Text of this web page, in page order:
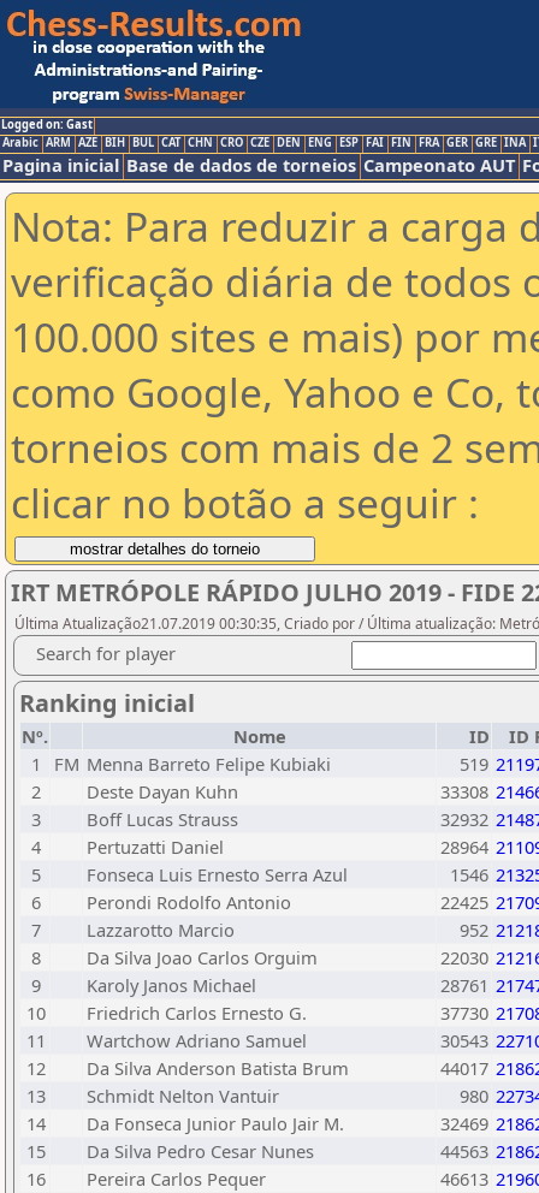
Logged on: Gast
Arabic ARM AZE BIH BUL CAT CHN CRO CZE DEN ENG ESP FAI FIN FRA GER GRE INA
Pagina inicial Base de dados de torneios Campeonato AUT
Nota: Para reduzir a carga
verificação diária de todos
100.000 sites e mais) por
como Google, Yahoo e Co,
torneios com mais de 2
clicar no botão a seguir :
IRT METRÓPOLE RÁPIDO JULHO 2019 - FIDE
Última Atualização21.07.2019 00:30:35, Criado por / Última atualização:
Search for player
Ranking inicial
Nº. Nome ID
ID
1
FM Menna Barreto Felipe Kubiaki 519
2
Deste Dayan Kuhn 33308
3
Boff Lucas Strauss 32932
4
Pertuzatti Daniel 28964
5
Fonseca Luis Ernesto Serra Azul 1546
6
Perondi Rodolfo Antonio 22425
7
Lazzarotto Marcio 952
8
Da Silva Joao Carlos Orguim 22030
9
Karoly Janos Michael 28761
10
Friedrich Carlos Ernesto G. 37730
11
Wartchow Adriano Samuel 30543
12
Da Silva Anderson Batista Brum 44017
13
Schmidt Nelton Vantuir 980
14
Da Fonseca Junior Paulo Jair M. 32469
15
Da Silva Pedro Cesar Nunes 44563
16
Pereira Carlos Pequer 46613